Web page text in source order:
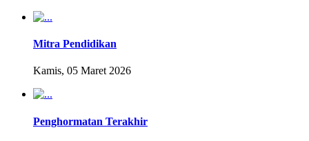
Mitra Pendidikan
Kamis, 05 Maret 2026
Penghormatan Terakhir